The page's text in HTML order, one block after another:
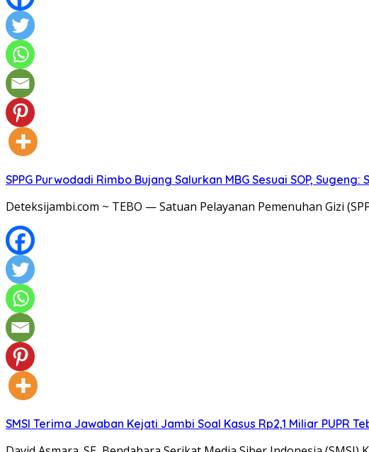
SPPG Purwodadi Rimbo Bujang Salurkan MBG Sesuai SOP,
Deteksijambi.com ~ TEBO — Satuan Pelayanan Pemenuhan Gizi
SMSI Terima Jawaban Kejati Jambi Soal Kasus Rp2,1 Miliar PUPR